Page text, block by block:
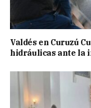
Valdés en Curuzú
hidráulicas ante la